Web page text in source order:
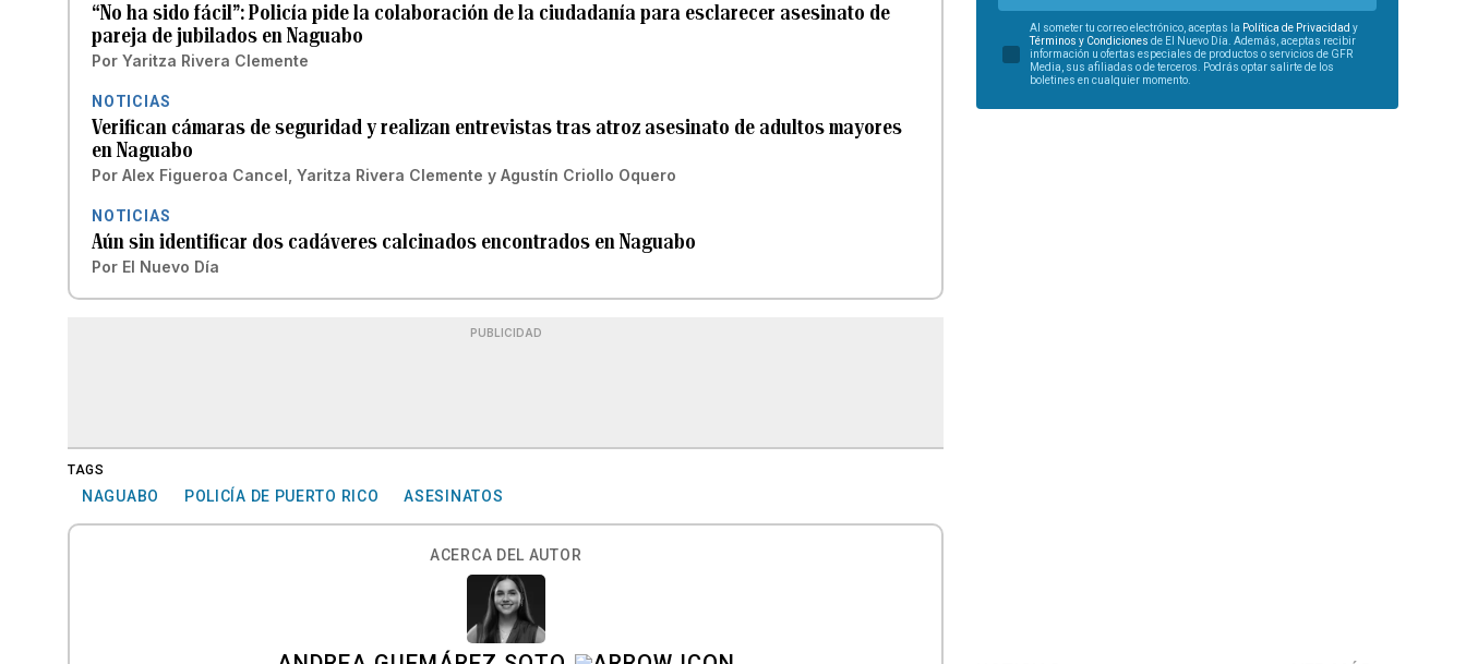
“No ha sido fácil”: Policía pide la colaboración de la ciudadanía para esclarecer asesinato de
pareja de jubilados en Naguabo
Por Yaritza Rivera Clemente
NOTICIAS
Verifican cámaras de seguridad y realizan entrevistas tras atroz asesinato de adultos mayores
en Naguabo
Por Alex Figueroa Cancel ,Yaritza Rivera Clemente yAgustín Criollo Oquero
NOTICIAS
Aún sin identificar dos cadáveres calcinados encontrados en Naguabo
Por El Nuevo Día
PUBLICIDAD
TAGS
NAGUABO POLICÍA DE PUERTO RICO ASESINATOS
ACERCA DEL AUTOR
Al someter tu correo electrónico, aceptas la Política de Privacidad y
Términos y Condiciones de El Nuevo Día. Además, aceptas recibir
información u ofertas especiales de productos o servicios de GFR
Media, sus afiliadas o de terceros. Podrás optar salirte de los
boletines en cualquier momento.